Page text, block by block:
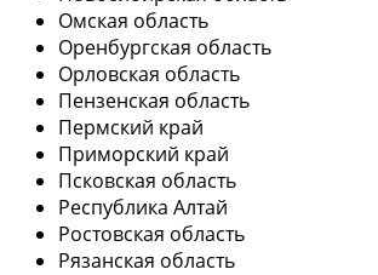
Омская область
Оренбургская область
Орловская область
Пензенская область
Пермский край
Приморский край
Псковская область
Республика Алтай
Ростовская область
Рязанская область